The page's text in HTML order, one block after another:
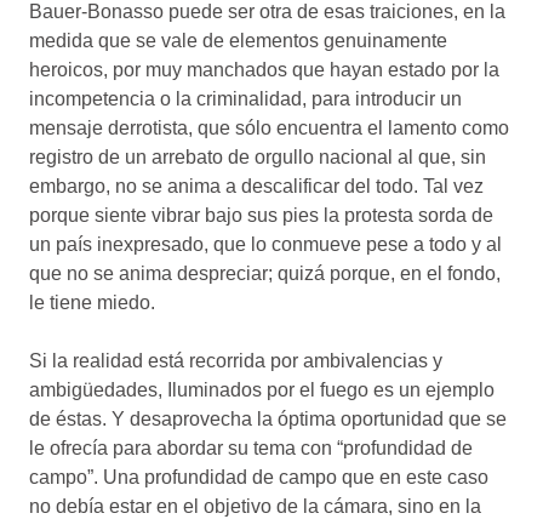
Bauer-Bonasso puede ser otra de esas traiciones, en la
medida que se vale de elementos genuinamente
heroicos, por muy manchados que hayan estado por la
incompetencia o la criminalidad, para introducir un
mensaje derrotista, que sólo encuentra el lamento como
registro de un arrebato de orgullo nacional al que, sin
embargo, no se anima a descalificar del todo. Tal vez
porque siente vibrar bajo sus pies la protesta sorda de
un país inexpresado, que lo conmueve pese a todo y al
que no se anima despreciar; quizá porque, en el fondo,
le tiene miedo.
Si la realidad está recorrida por ambivalencias y
ambigüedades, Iluminados por el fuego es un ejemplo
de éstas. Y desaprovecha la óptima oportunidad que se
le ofrecía para abordar su tema con “profundidad de
campo”. Una profundidad de campo que en este caso
no debía estar en el objetivo de la cámara, sino en la